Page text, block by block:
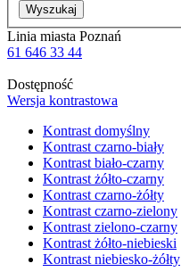
Wyszukaj
Linia miasta Poznań
61 646 33 44
Dostępność
Wersja kontrastowa
Kontrast domyślny
Kontrast czarno-biały
Kontrast biało-czarny
Kontrast żółto-czarny
Kontrast czarno-żółty
Kontrast czarno-zielony
Kontrast zielono-czarny
Kontrast żółto-niebieski
Kontrast niebiesko-żółty